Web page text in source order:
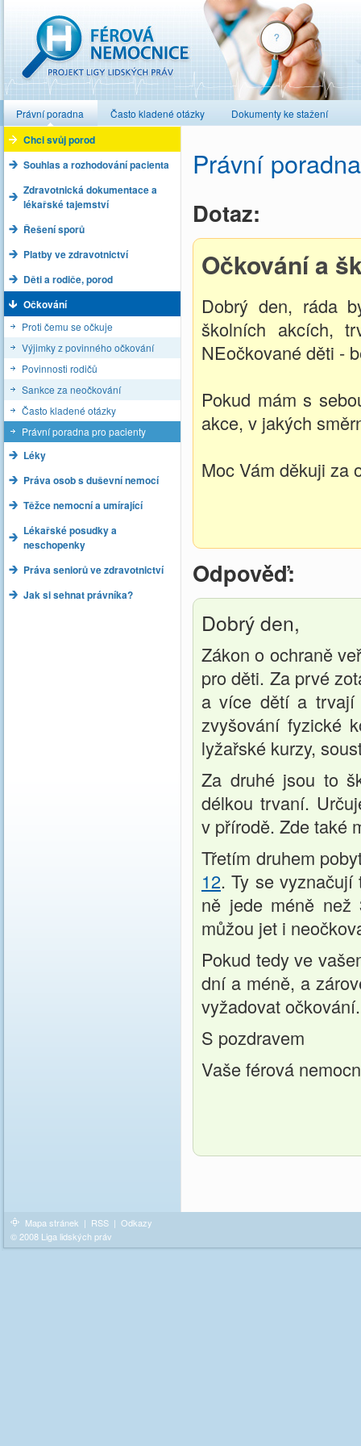
Právní poradna Často kladené otázky Dokumenty ke stažení
Chci svůj porod
Souhlas a rozhodování pacienta
Zdravotnická dokumentace a
lékařské tajemství
Řešení sporů
Platby ve zdravotnictví
Děti a rodiče, porod
Očkování
Proti čemu se očkuje
Výjimky z povinného očkování
Povinnosti rodičů
Sankce za neočkování
Často kladené otázky
Právní poradna pro pacienty
Léky
Práva osob s duševní nemocí
Těžce nemocní a umírající
Lékařské posudky a
neschopenky
Práva seniorů ve zdravotnictví
Jak si sehnat právníka?
Právní
Dotaz:
Očkování a
Dobrý den, ráda
školních akcích,
NEočkované děti -
Pokud mám s
akce, v jakých
Moc Vám děkuji za
Odpověď:
Dobrý den,
Zákon o ochraně
pro děti. Za prvé
a více dětí a trvají
zvyšování fyzické
lyžařské kurzy,
Za druhé jsou to
délkou trvaní.
v přírodě. Zde také
Třetím druhem
12. Ty se
ně jede méně
můžou jet i
Pokud tedy ve
dní a méně, a
vyžadovat očkování.
S pozdravem
Vaše férová
Mapa stránek | RSS | Odkazy
© 2008 Liga lidských práv